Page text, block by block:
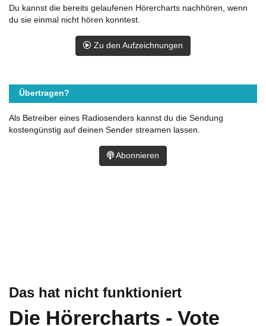
Das hat nicht funktioniert
Die Hörercharts - Vote
Du kannst die bereits gelaufenen Hörercharts nachhören, wenn
du sie einmal nicht hören konntest.
Zu den Aufzeichnungen
Übertragen?
Als Betreiber eines Radiosenders kannst du die Sendung
kostengünstig auf deinen Sender streamen lassen.
Abonnieren